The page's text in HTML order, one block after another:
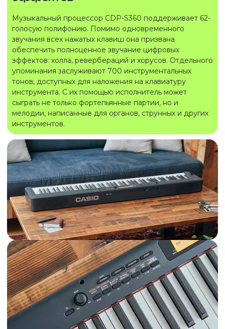
Музыкальный процессор CDP-S360 поддерживает 62-
голосую полифонию. Помимо одновременного
звучания всех нажатых клавиш она призвана
обеспечить полноценное звучание цифровых
эффектов: холла, ревербераций и хорусов. Отдельного
упоминания заслуживают 700 инструментальных
тонов, доступных для наложения на клавиатуру
инструмента. С их помощью исполнитель может
сыграть не только фортепьянные партии, но и
мелодии, написанные для органов, струнных и других
инструментов.